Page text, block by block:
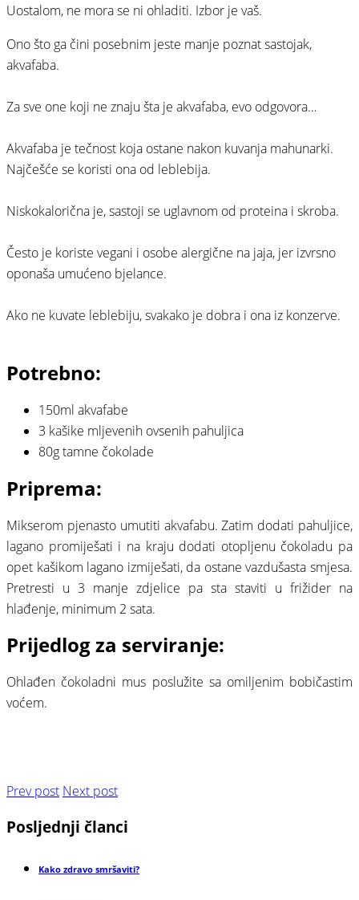
Uostalom, ne mora se ni ohladiti. Izbor je vaš.
Ono što ga čini posebnim jeste manje poznat sastojak,
akvafaba.
Za sve one koji ne znaju šta je akvafaba, evo odgovora…⠀
Akvafaba je tečnost koja ostane nakon kuvanja mahunarki.
Najčešće se koristi ona od leblebija.⠀
Niskokalorična je, sastoji se uglavnom od proteina i skroba.⠀
Često je koriste vegani i osobe alergične na jaja, jer izvrsno
oponaša umućeno bjelance.⠀
Ako ne kuvate leblebiju, svakako je dobra i ona iz konzerve.⠀
Potrebno:
150ml akvafabe
3 kašike mljevenih ovsenih pahuljica
80g tamne čokolade⠀
Priprema:
Mikserom pjenasto umutiti akvafabu. Zatim dodati pahuljice,
lagano promiješati i na kraju dodati otopljenu čokoladu pa
opet kašikom lagano izmiješati, da ostane vazdušasta smjesa.
Pretresti u 3 manje zdjelice pa sta staviti u frižider na
hlađenje, minimum 2 sata.⠀
Prijedlog za serviranje:
Ohlađen čokoladni mus poslužite sa omiljenim bobičastim
voćem.
Prev post Next post
Posljednji članci
Kako zdravo smršaviti?